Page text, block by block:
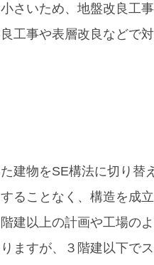
さいため、地盤改良工
工事や表層改良などで
建物をSE構法に切り替
ることなく、構造を成
建以上の計画や工場の
ますが、３階建以下で